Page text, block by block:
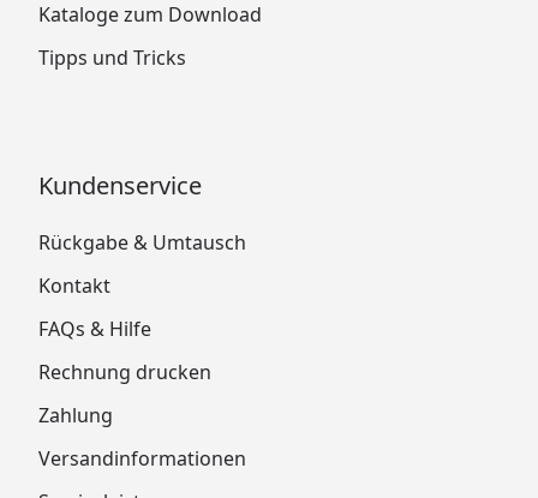
Kataloge zum Download
Tipps und Tricks
Kundenservice
Rückgabe & Umtausch
Kontakt
FAQs & Hilfe
Rechnung drucken
Zahlung
Versandinformationen